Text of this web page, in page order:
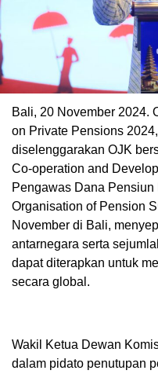
Bali, 20 November 2024.
on Private Pensions
diselenggarakan OJK
Co-operation and
Pengawas Dana Pensiun
Organisation of Pension
November di Bali,
antarnegara serta
dapat diterapkan untuk
secara global.
Wakil Ketua Dewan
dalam pidato penutupan